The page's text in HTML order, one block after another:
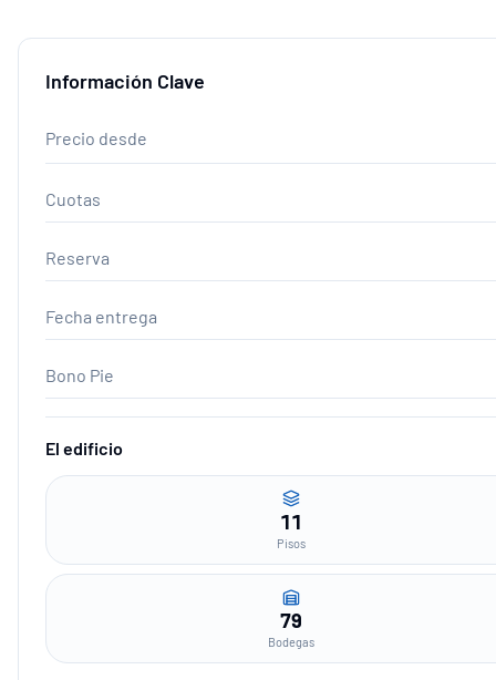
Información Clave
Precio desde
Cuotas
Reserva
Fecha entrega
Bono Pie
El edificio
11
Pisos
79
Bodegas